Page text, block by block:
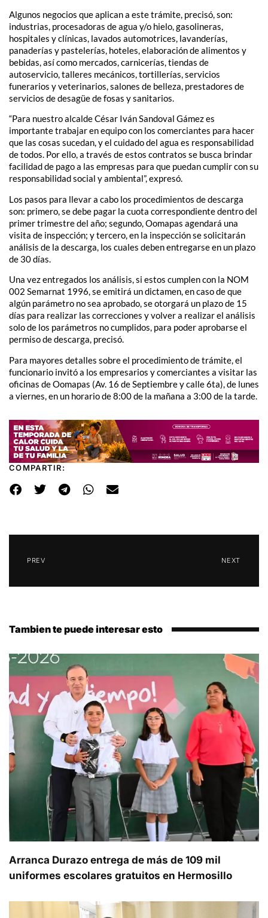
Algunos negocios que aplican a este trámite, precisó, son:
industrias, procesadoras de agua y/o hielo, gasolineras,
hospitales y clínicas, lavados automotrices, lavanderías,
panaderías y pastelerías, hoteles, elaboración de alimentos y
bebidas, así como mercados, carnicerías, tiendas de
autoservicio, talleres mecánicos, tortillerías, servicios
funerarios y veterinarios, salones de belleza, prestadores de
servicios de desagüe de fosas y sanitarios.
“Para nuestro alcalde César Iván Sandoval Gámez es
importante trabajar en equipo con los comerciantes para hacer
que las cosas sucedan, y el cuidado del agua es responsabilidad
de todos. Por ello, a través de estos contratos se busca brindar
facilidad de pago a las empresas para que puedan cumplir con su
responsabilidad social y ambiental”, expresó.
Los pasos para llevar a cabo los procedimientos de descarga
son: primero, se debe pagar la cuota correspondiente dentro del
primer trimestre del año; segundo, Oomapas agendará una
visita de inspección; y tercero, en la inspección se solicitarán
análisis de la descarga, los cuales deben entregarse en un plazo
de 30 días.
Una vez entregados los análisis, si estos cumplen con la NOM
002 Semarnat 1996, se emitirá un dictamen, en caso de que
algún parámetro no sea aprobado, se otorgará un plazo de 15
días para realizar las correcciones y volver a realizar el análisis
solo de los parámetros no cumplidos, para poder aprobarse el
permiso de descarga, precisó.
Para mayores detalles sobre el procedimiento de trámite, el
funcionario invitó a los empresarios y comerciantes a visitar las
oficinas de Oomapas (Av. 16 de Septiembre y calle 6ta), de lunes
a viernes, en un horario de 8:00 de la mañana a 3:00 de la tarde.
COMPARTIR:
PREV NEXT
Tambien te puede interesar esto
Arranca Durazo entrega de más de 109 mil
uniformes escolares gratuitos en Hermosillo